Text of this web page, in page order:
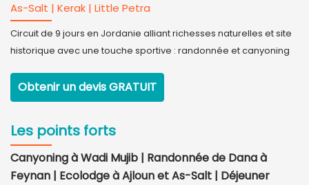
As-Salt | Kerak | Little Petra
Circuit de 9 jours en Jordanie alliant richesses naturelles et site
historique avec une touche sportive : randonnée et canyoning
Obtenir un devisGRATUIT
Les points forts
Canyoning à Wadi Mujib | Randonnée de Dana à
Feynan | Ecolodge à Ajloun et As-Salt | Déjeuner